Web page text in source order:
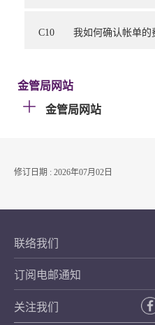
C10 我如何确认帐单的
金管局网站
金管局网站
修订日期 : 2026年07月02日
联络我们
订阅电邮通知
关注我们